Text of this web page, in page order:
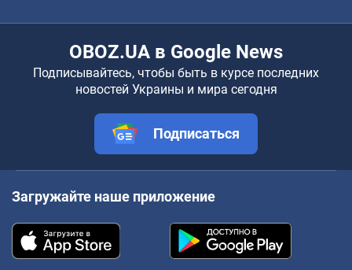
OBOZ.UA в Google News
Подписывайтесь, чтобы быть в курсе последних
новостей Украины и мира сегодня
Подписаться
Загружайте наше приложение